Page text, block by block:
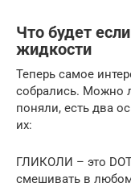
Что будет
жидкости
Теперь самое
собрались. Можно
поняли, есть два
их:
ГЛИКОЛИ – это
смешивать в